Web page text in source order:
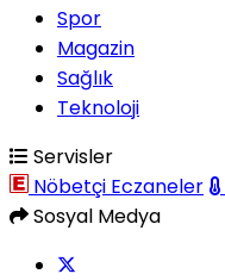
Spor
Magazin
Sağlık
Teknoloji
Servisler
Nöbetçi Eczaneler
Sosyal Medya